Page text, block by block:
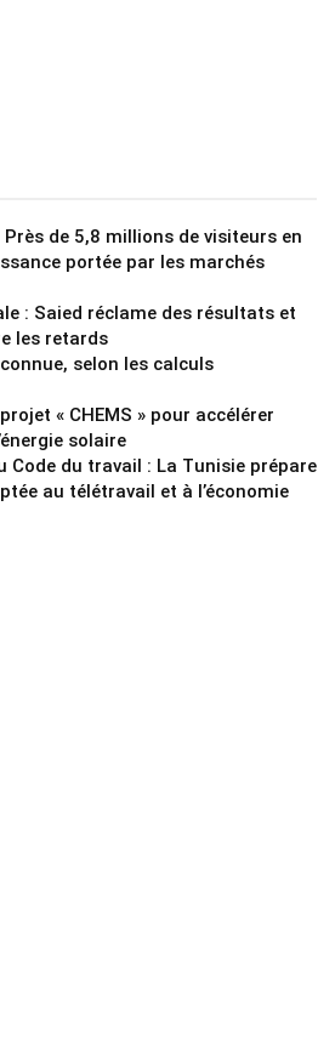
de 5,8 millions de visiteurs en
portée par les marchés
: Saied réclame des résultats et
les retards
selon les calculs
« CHEMS » pour accélérer
solaire
Code du travail : La Tunisie prépare
au télétravail et à l’économie